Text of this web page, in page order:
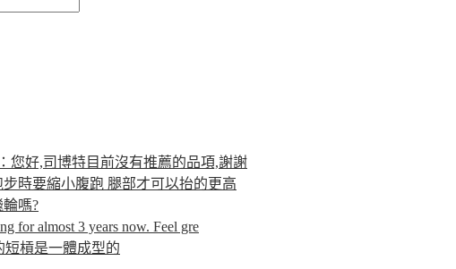
：您好,司博特目前沒有推薦的品項,謝謝
步時要縮小腹跑 腿部才可以抬的更高
輪嗎?
for almost 3 years now. Feel gre
短槓是一體成型的